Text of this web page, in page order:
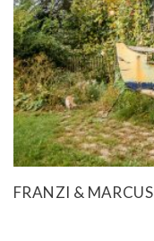
FRANZI & MARCUS